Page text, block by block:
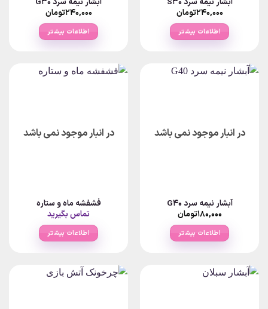
۲۴۰,۰۰۰تومان
اطلاعات بیشتر
۲۴۰,۰۰۰تومان
اطلاعات بیشتر
در انبار موجود نمی باشد
آبشار نیمه سرد G40
۱۸۰,۰۰۰تومان
اطلاعات بیشتر
در انبار موجود نمی باشد
فشفشه ماه و ستاره
تماس بگیرید
اطلاعات بیشتر